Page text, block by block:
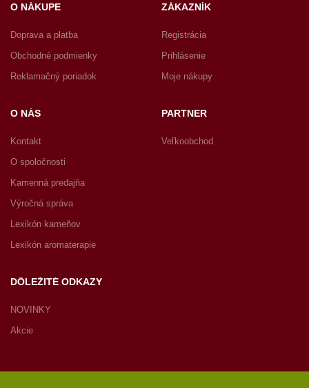
O NÁKUPE
Doprava a platba
Obchodné podmienky
Reklamačný poriadok
ZÁKAZNÍK
Registrácia
Prihlásenie
Moje nákupy
O NÁS
Kontakt
O spoločnosti
Kamenná predajňa
Výročná správa
Lexikón kameňov
Lexikón aromaterapie
PARTNER
Veľkoobchod
DÔLEŽITÉ ODKAZY
NOVINKY
Akcie